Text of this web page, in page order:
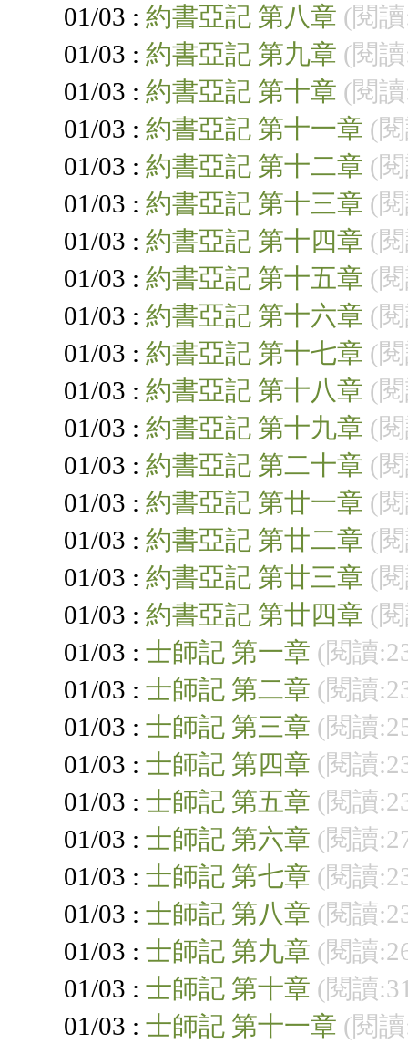
01/03 : 約書亞記 第八章 (閱
01/03 : 約書亞記 第九章 (閱
01/03 : 約書亞記 第十章 (閱
01/03 : 約書亞記 第十一章 (
01/03 : 約書亞記 第十二章 (
01/03 : 約書亞記 第十三章 (
01/03 : 約書亞記 第十四章 (
01/03 : 約書亞記 第十五章 (
01/03 : 約書亞記 第十六章 (
01/03 : 約書亞記 第十七章 (
01/03 : 約書亞記 第十八章 (
01/03 : 約書亞記 第十九章 (
01/03 : 約書亞記 第二十章 (
01/03 : 約書亞記 第廿一章 (
01/03 : 約書亞記 第廿二章 (
01/03 : 約書亞記 第廿三章 (
01/03 : 約書亞記 第廿四章 (
01/03 : 士師記 第一章 (閱讀
01/03 : 士師記 第二章 (閱讀
01/03 : 士師記 第三章 (閱讀
01/03 : 士師記 第四章 (閱讀
01/03 : 士師記 第五章 (閱讀
01/03 : 士師記 第六章 (閱讀
01/03 : 士師記 第七章 (閱讀
01/03 : 士師記 第八章 (閱讀
01/03 : 士師記 第九章 (閱讀
01/03 : 士師記 第十章 (閱讀
01/03 : 士師記 第十一章 (閱